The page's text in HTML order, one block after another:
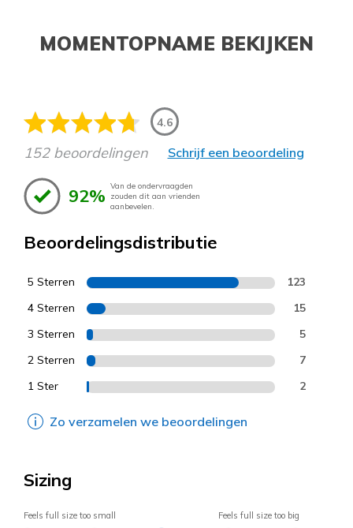
MOMENTOPNAME BEKIJKEN
4.6
152 beoordelingen Schrijf een beoordeling
92% Van de ondervraagden
zouden dit aan vrienden
aanbevelen.
Beoordelingsdistributie
5 Sterren 123
4 Sterren 15
3 Sterren 5
2 Sterren 7
1 Ster 2
Zo verzamelen we beoordelingen
Sizing
Feels full size too small Feels full size too big